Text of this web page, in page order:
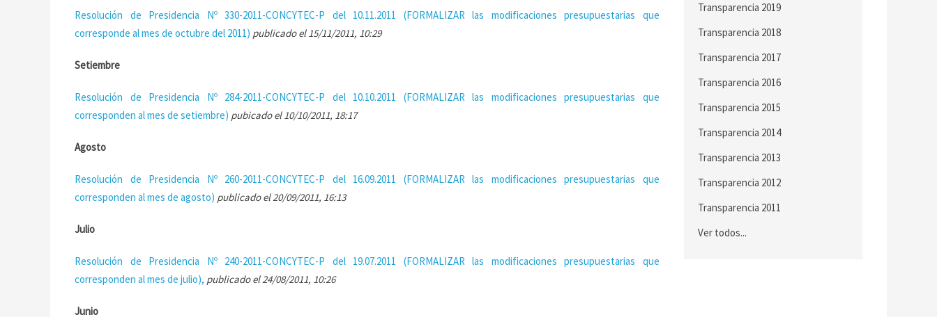
Resolución de Presidencia Nº 330-2011-CONCYTEC-P del 10.11.2011 (FORMALIZAR las modificaciones presupuestarias que
corresponde al mes de octubre del 2011) publicado el 15/11/2011, 10:29
Setiembre
Resolución de Presidencia Nº 284-2011-CONCYTEC-P del 10.10.2011 (FORMALIZAR las modificaciones presupuestarias que
corresponden al mes de setiembre) pubicado el 10/10/2011, 18:17
Agosto
Resolución de Presidencia Nº 260-2011-CONCYTEC-P del 16.09.2011 (FORMALIZAR las modificaciones presupuestarias que
corresponden al mes de agosto) publicado el 20/09/2011, 16:13
Julio
Resolución de Presidencia Nº 240-2011-CONCYTEC-P del 19.07.2011 (FORMALIZAR las modificaciones presupuestarias que
corresponden al mes de julio), publicado el 24/08/2011, 10:26
Junio
Transparencia 2019
Transparencia 2018
Transparencia 2017
Transparencia 2016
Transparencia 2015
Transparencia 2014
Transparencia 2013
Transparencia 2012
Transparencia 2011
Ver todos...